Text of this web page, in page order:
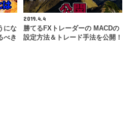
にな
べき
2019.4.4
勝てるFXトレーダーの MACDの
設定方法＆トレード手法を公開！